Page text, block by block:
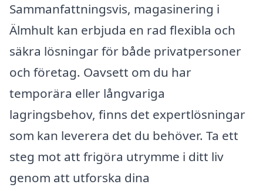
Sammanfattningsvis, magasinering i
Älmhult kan erbjuda en rad flexibla och
säkra lösningar för både privatpersoner
och företag. Oavsett om du har
temporära eller långvariga
lagringsbehov, finns det expertlösningar
som kan leverera det du behöver. Ta ett
steg mot att frigöra utrymme i ditt liv
genom att utforska dina